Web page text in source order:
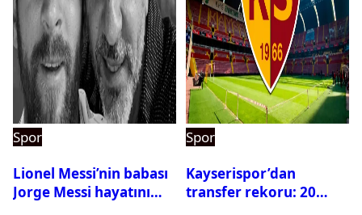
Spor
Lionel Messi’nin babası
Jorge Messi hayatını
Spor
Kayserispor’dan
transfer rekoru: 20